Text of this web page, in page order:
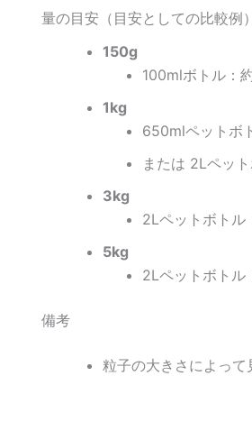
量の目安（目安としての比較例）
150g
100mlボトル：
1kg
650mlペットボ
または 2Lペッ
3kg
2Lペットボトル
5kg
2Lペットボトル
備考
粒子の大きさによって